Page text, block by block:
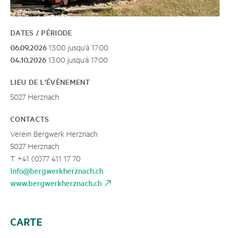
DATES / PÉRIODE
06.09.2026 13:00 jusqu'à 17:00
04.10.2026 13:00 jusqu'à 17:00
LIEU DE L'ÉVÈNEMENT
5027 Herznach
CONTACTS
Verein Bergwerk Herznach
5027 Herznach
T +41 (0)77 411 17 70
info@bergwerkherznach.ch
www.bergwerkherznach.ch
CARTE